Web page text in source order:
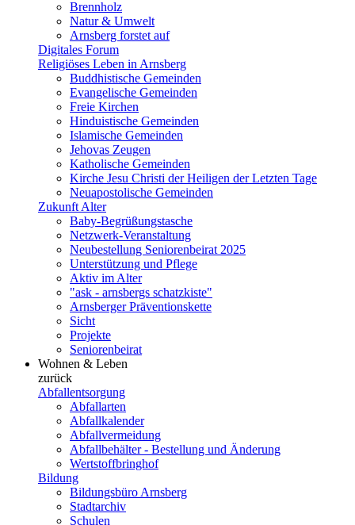
Brennholz
Natur & Umwelt
Arnsberg forstet auf
Digitales Forum
Religiöses Leben in Arnsberg
Buddhistische Gemeinden
Evangelische Gemeinden
Freie Kirchen
Hinduistische Gemeinden
Islamische Gemeinden
Jehovas Zeugen
Katholische Gemeinden
Kirche Jesu Christi der Heiligen der Letzten Tage
Neuapostolische Gemeinden
Zukunft Alter
Baby-Begrüßungstasche
Netzwerk-Veranstaltung
Neubestellung Seniorenbeirat 2025
Unterstützung und Pflege
Aktiv im Alter
"ask - arnsbergs schatzkiste"
Arnsberger Präventionskette
Sicht
Projekte
Seniorenbeirat
Wohnen & Leben
zurück
Abfallentsorgung
Abfallarten
Abfallkalender
Abfallvermeidung
Abfallbehälter - Bestellung und Änderung
Wertstoffbringhof
Bildung
Bildungsbüro Arnsberg
Stadtarchiv
Schulen